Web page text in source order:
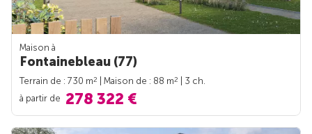
Maison à
Fontainebleau (77)
Terrain de : 730 m2 | Maison de : 88 m2
| 3 ch.
à partir de 278 322 €